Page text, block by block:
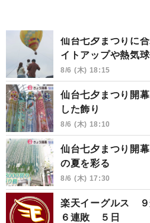
仙台七夕まつりに
イトアップや熱気
8/6 (木) 18:15
仙台七夕まつり開
した飾り
8/6 (木) 18:10
仙台七夕まつり開
の夏を彩る
8/6 (木) 17:30
楽天イーグルス
６連敗 ５日